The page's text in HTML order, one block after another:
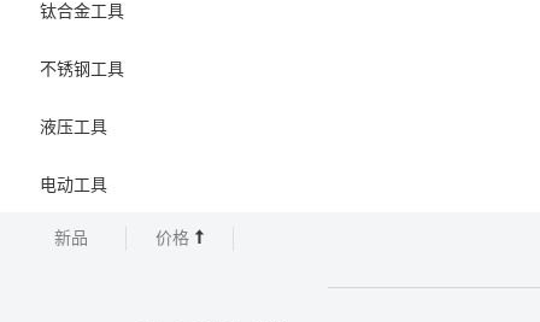
钛合金工具
不锈钢工具
液压工具
电动工具
新品 价格